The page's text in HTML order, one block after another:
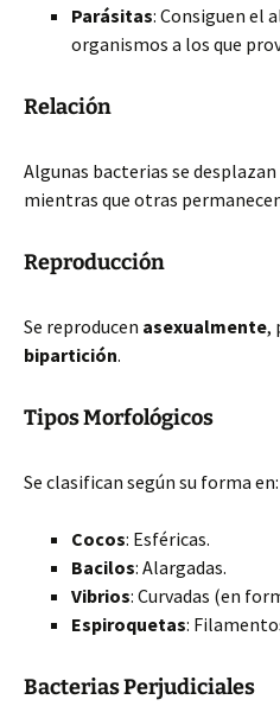
Parásitas: Consiguen el
organismos a los que
Relación
Algunas bacterias se
mientras que otras
Reproducción
Se reproducen asexualmente,
bipartición.
Tipos Morfológicos
Se clasifican según su forma en:
Cocos: Esféricas.
Bacilos: Alargadas.
Vibrios: Curvadas (en
Espiroquetas:
Bacterias Perjudiciales